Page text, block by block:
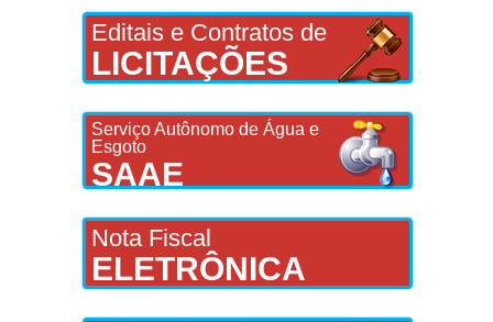
Editais e Contratos de
LICITAÇÕES
Serviço Autônomo de Água e
Esgoto
SAAE
Nota Fiscal
ELETRÔNICA